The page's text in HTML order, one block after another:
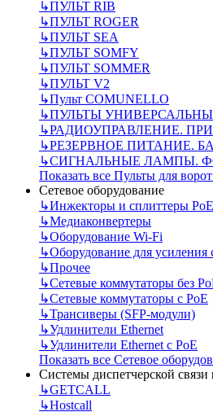
↳ПУЛЬТ RIB
↳ПУЛЬТ ROGER
↳ПУЛЬТ SEA
↳ПУЛЬТ SOMFY
↳ПУЛЬТ SOMMER
↳ПУЛЬТ V2
↳Пульт СOMUNELLO
↳ПУЛЬТЫ
↳РАДИОУПРАВЛЕНИЕ.
↳РЕЗЕРВНОЕ ПИТАНИЕ.
↳СИГНАЛЬНЫЕ ЛАМПЫ.
Показать все Пульты для
Сетевое оборудование
↳Инжекторы и сплиттеры РоЕ
↳Медиаконвертеры
↳Оборудование Wi-Fi
↳Оборудование для усиления
↳Прочее
↳Сетевые коммутаторы без
↳Сетевые коммутаторы с РоЕ
↳Трансиверы (SFP-модули)
↳Удлинители Ethernet
↳Удлинители Ethernet с PoE
Показать все Сетевое
Системы диспетчерской связи
↳GETCALL
↳Hostcall